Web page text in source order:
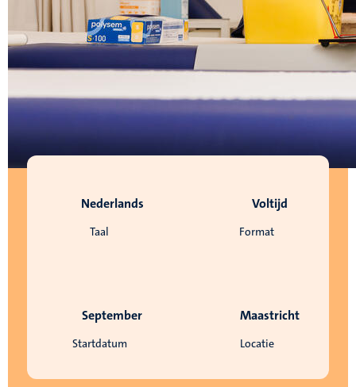
Taal
Nederlands
Format
Voltijd
Startdatum
September
Locatie
Maastricht